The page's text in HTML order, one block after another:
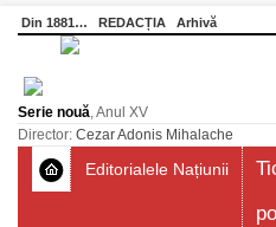
Din 1881… REDACȚIA Arhivă
Serie nouă, Anul XV
Director: Cezar Adonis Mihalache
Editorialele Națiunii